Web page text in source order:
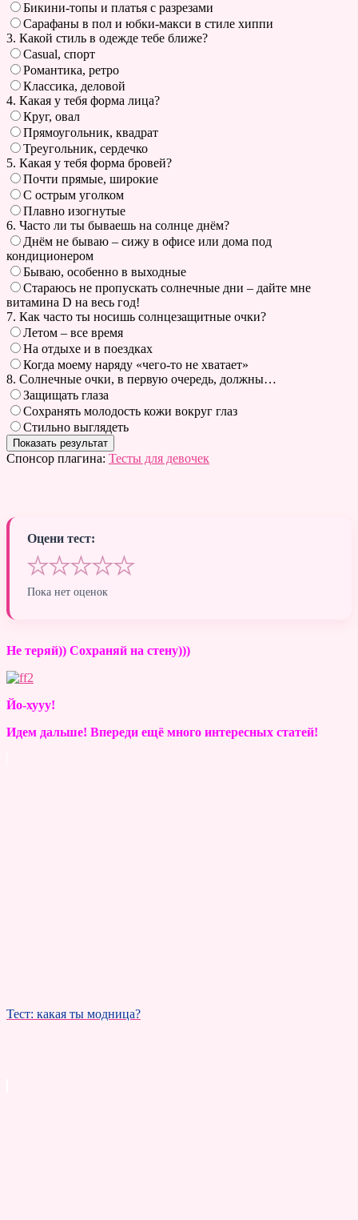
Бикини-топы и платья с разрезами
Сарафаны в пол и юбки-макси в стиле хиппи
3. Какой стиль в одежде тебе ближе?
Casual, спорт
Романтика, ретро
Классика, деловой
4. Какая у тебя форма лица?
Круг, овал
Прямоугольник, квадрат
Треугольник, сердечко
5. Какая у тебя форма бровей?
Почти прямые, широкие
С острым уголком
Плавно изогнутые
6. Часто ли ты бываешь на солнце днём?
Днём не бываю – сижу в офисе или дома под
кондиционером
Бываю, особенно в выходные
Стараюсь не пропускать солнечные дни – дайте мне
витамина D на весь год!
7. Как часто ты носишь солнцезащитные очки?
Летом – все время
На отдыхе и в поездках
Когда моему наряду «чего-то не хватает»
8. Солнечные очки, в первую очередь, должны…
Защищать глаза
Сохранять молодость кожи вокруг глаз
Стильно выглядеть
Спонсор плагина: Тесты для девочек
Оцени тест:
★★★★★
Пока нет оценок
Не теряй)) Сохраняй на стену)))
Йо-хууу!
Идем дальше! Впереди ещё много интересных статей!
Тест: какая ты модница?